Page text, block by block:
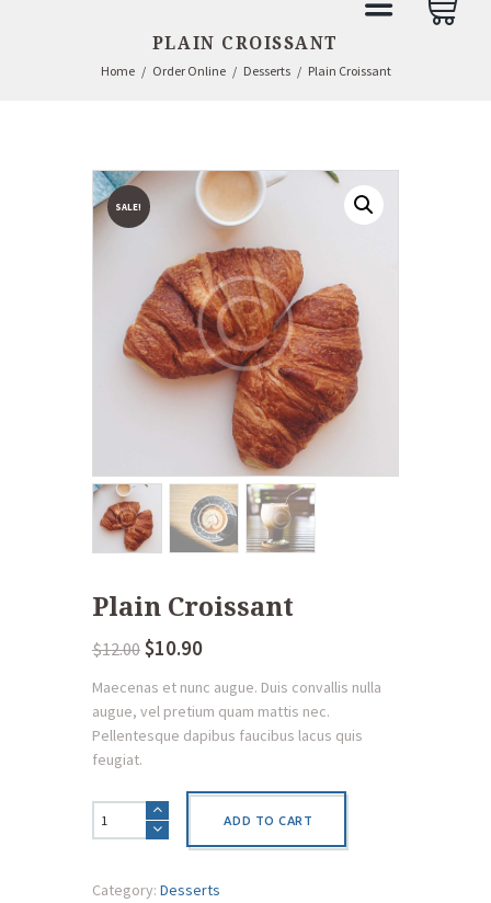
PLAIN CROISSANT
Home Order Online Desserts Plain Croissant
SALE!
Plain Croissant
$12.00 $10.90
Maecenas et nunc augue. Duis convallis nulla
augue, vel pretium quam mattis nec.
Pellentesque dapibus faucibus lacus quis
feugiat.
Plain
Croissant
ADD TO CART
Category: Desserts